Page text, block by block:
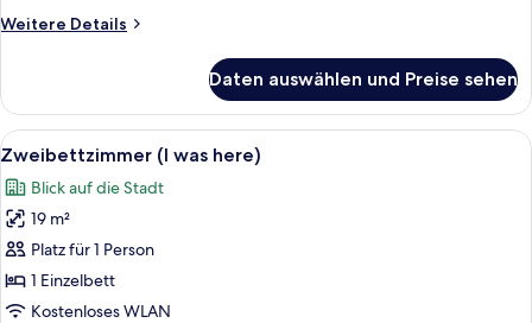
Weitere Details
Weitere
(I
was
here)
Daten auswählen und Preise sehen
Alle
Fotos
für
Zweibettzimmer
(I
was
here)
Ein Schlafzimmer mit einem großen
6
Zweibettzimmer (I was here)
Blick auf die Stadt
19 m²
Platz für 1 Person
1 Einzelbett
Kostenloses WLAN